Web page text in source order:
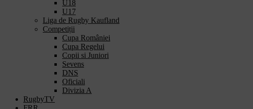
U18
U17
Liga de Rugby Kaufland
Competiții
Cupa României
Cupa Regelui
Copii si Juniori
Sevens
DNS
Oficiali
Divizia A
RugbyTV